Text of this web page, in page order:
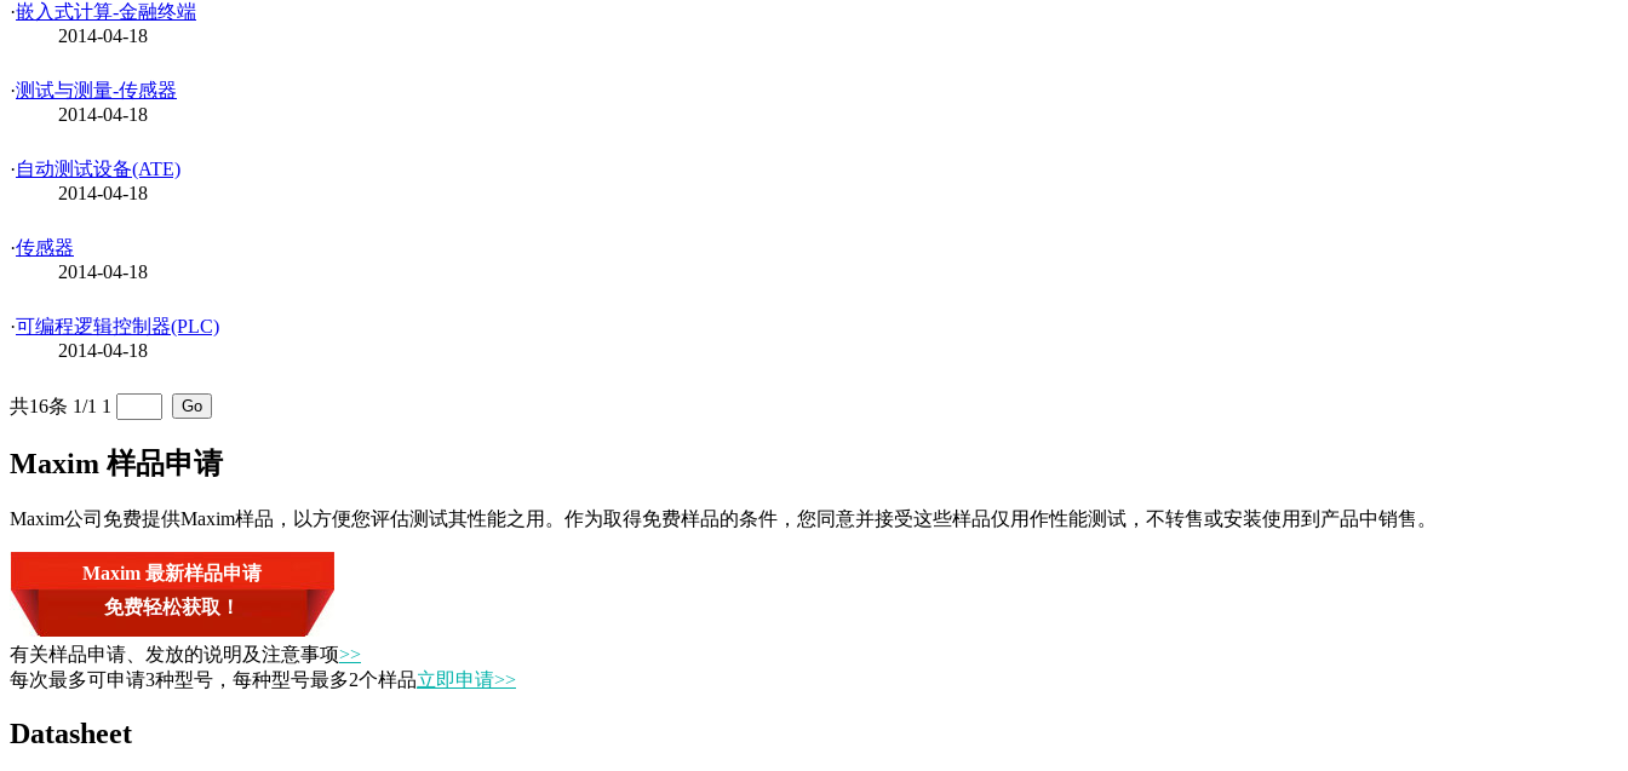
·嵌入式计算-金融终端
2014-04-18
·测试与测量-传感器
2014-04-18
·自动测试设备(ATE)
2014-04-18
·传感器
2014-04-18
·可编程逻辑控制器(PLC)
2014-04-18
共16条 1/1 1
Maxim 样品申请
Maxim公司免费提供Maxim样品，以方便您评估测试其性能之用。作为取得免费样品的条件，您同意并接受这些样品仅用作性能测试，不转售或安装使用到产品中销售。
Maxim 最新样品申请
免费轻松获取！
有关样品申请、发放的说明及注意事项>>
每次最多可申请3种型号，每种型号最多2个样品立即申请>>
Datasheet